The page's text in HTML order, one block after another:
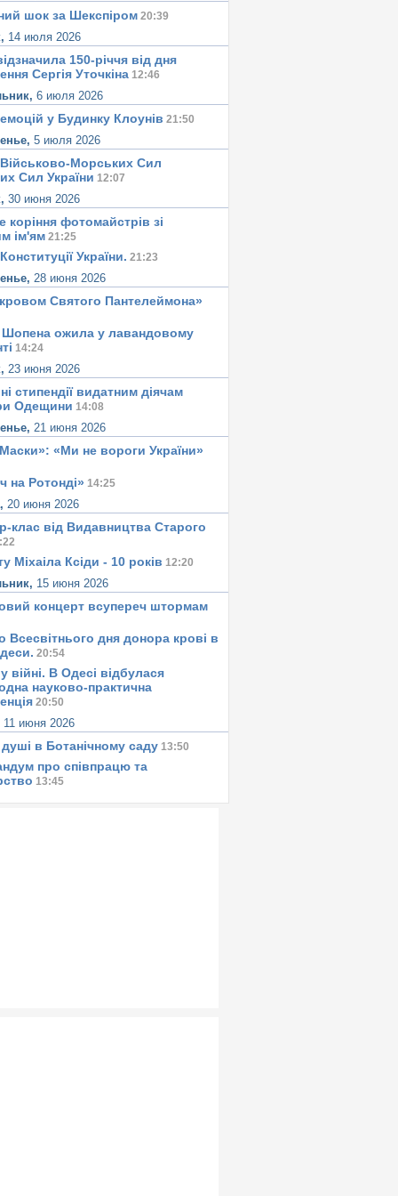
17 октября 2018в 12:57:
Гордиенко: Еще раз об Агро Долине
шок за Шекспіром 20:39
14 июля 2026
150-річчя від дня
Сергія Уточкіна 12:46
6 июля 2026
у Будинку Клоунів 21:50
5 июля 2026
Морських Сил
Сил України 12:07
30 июня 2026
корiння фотомайстрiв зі
iм'ям 21:25
України. 21:23
28 июня 2026
Святого Пантелеймона»
Шопена ожила у лавандовому
14:24
23 июня 2026
стипендії видатним діячам
Одещини 14:08
21 июня 2026
«Ми не вороги України»
на Ротонді» 14:25
20 июня 2026
клас від Видавництва Старого
Міхаіла Ксіди - 10 років 12:20
15 июня 2026
концерт всупереч штормам
Всесвітнього дня донора крові в
20:54
у вiйнi. В Одесi вiдбулася
науково-практична
20:50
11 июня 2026
душi в Ботанiчному саду 13:50
про співпрацю та
13:45